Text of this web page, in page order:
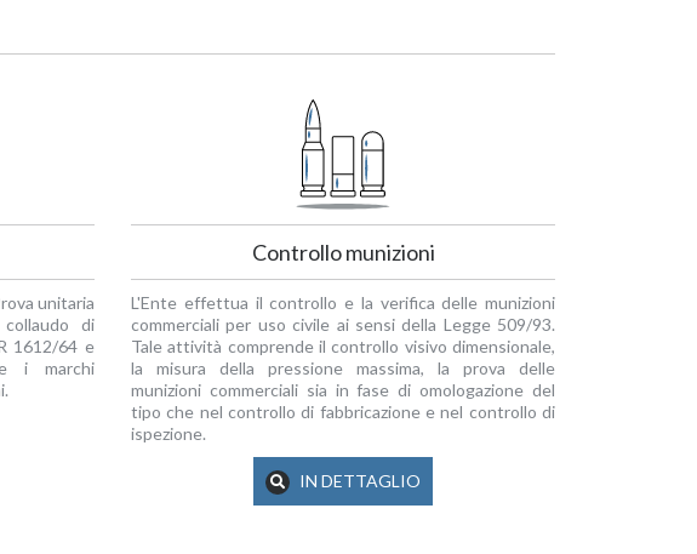
unitaria
di
1612/64 e
i marchi
Controllo munizioni
L'Ente effettua il controllo e la verifica delle munizioni
commerciali per uso civile ai sensi della Legge 509/93.
Tale attività comprende il controllo visivo dimensionale,
la misura della pressione massima, la prova delle
munizioni commerciali sia in fase di omologazione del
tipo che nel controllo di fabbricazione e nel controllo di
ispezione.
IN DETTAGLIO